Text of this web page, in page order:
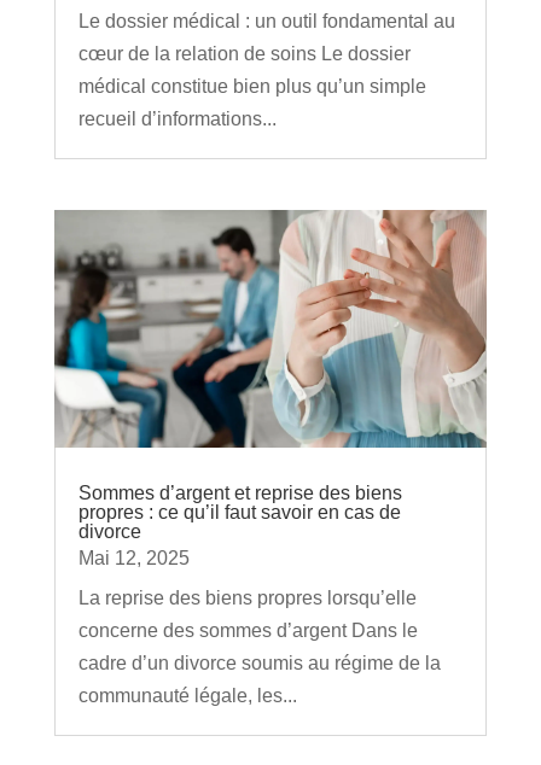
Le dossier médical : un outil fondamental au
cœur de la relation de soins Le dossier
médical constitue bien plus qu’un simple
recueil d’informations...
Sommes d’argent et reprise des biens
propres : ce qu’il faut savoir en cas de
divorce
Mai 12, 2025
La reprise des biens propres lorsqu’elle
concerne des sommes d’argent Dans le
cadre d’un divorce soumis au régime de la
communauté légale, les...